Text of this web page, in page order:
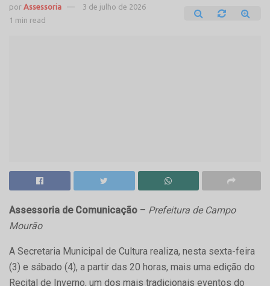
por Assessoria
3 de julho de 2026
1 min read
Assessoria de Comunicação – Prefeitura de Campo
Mourão
A Secretaria Municipal de Cultura realiza, nesta sexta-feira
(3) e sábado (4), a partir das 20 horas, mais uma edição do
Recital de Inverno, um dos mais tradicionais eventos do